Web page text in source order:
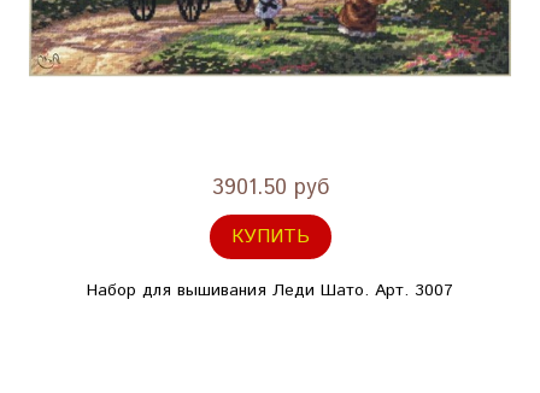
3901.50 руб
КУПИТЬ
Набор для вышивания Леди Шато. Арт. 3007